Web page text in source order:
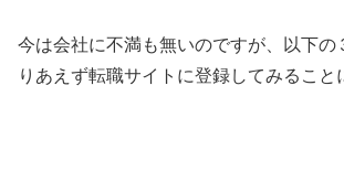
今は会社に不満も無いのですが、以下の
りあえず転職サイトに登録してみること